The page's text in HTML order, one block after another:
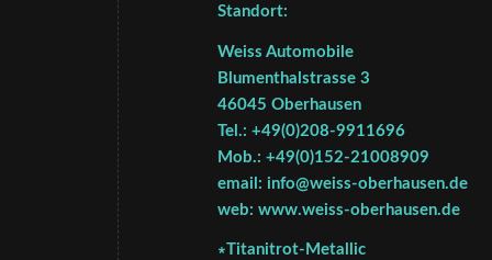
Standort:
Weiss Automobile
Blumenthalstrasse 3
46045 Oberhausen
Tel.: +49(0)208-9911696
Mob.: +49(0)152-21008909
email: info@weiss-oberhausen.de
web: www.weiss-oberhausen.de
∗Titanitrot-Metallic